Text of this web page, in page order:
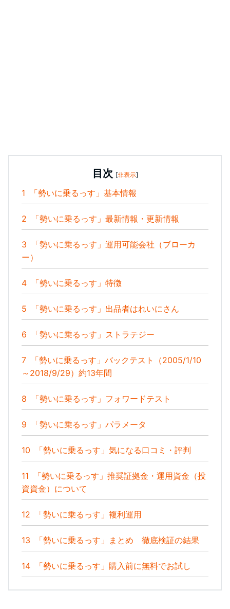
目次 [非表示]
1 「勢いに乗るっす」基本情報
2 「勢いに乗るっす」最新情報・更新情報
3
「勢いに乗るっす」運用可能会社（ブローカ
ー）
4 「勢いに乗るっす」特徴
5 「勢いに乗るっす」出品者はれいにさん
6 「勢いに乗るっす」ストラテジー
7
「勢いに乗るっす」バックテスト（2005/1/10
～2018/9/29）約13年間
8 「勢いに乗るっす」フォワードテスト
9 「勢いに乗るっす」パラメータ
10 「勢いに乗るっす」気になる口コミ・評判
11
「勢いに乗るっす」推奨証拠金・運用資金（投
資資金）について
12 「勢いに乗るっす」複利運用
13 「勢いに乗るっす」まとめ 徹底検証の結果
14 「勢いに乗るっす」購入前に無料でお試し